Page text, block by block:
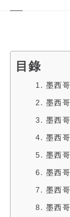
目錄
1. 墨西
2. 墨西
3. 墨西
4. 墨西
5. 墨西
6. 墨西
7. 墨西
8. 墨西